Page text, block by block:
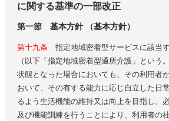
（管理者の責務）
（勤務体制の確保等）
（定員の遵守）
（記録の整備）
に関する基準の一部改正
第一節 基本方針 （基本方針）
第十九条 指定地域密着型サービスに該当
（以下「指定地域密着型通所介護」という
状態となった場合においても、その利用者
おいて、その有する能力に応じ自立した日
るよう生活機能の維持又は向上を目指し、
及び機能訓練を行うことにより、利用者の